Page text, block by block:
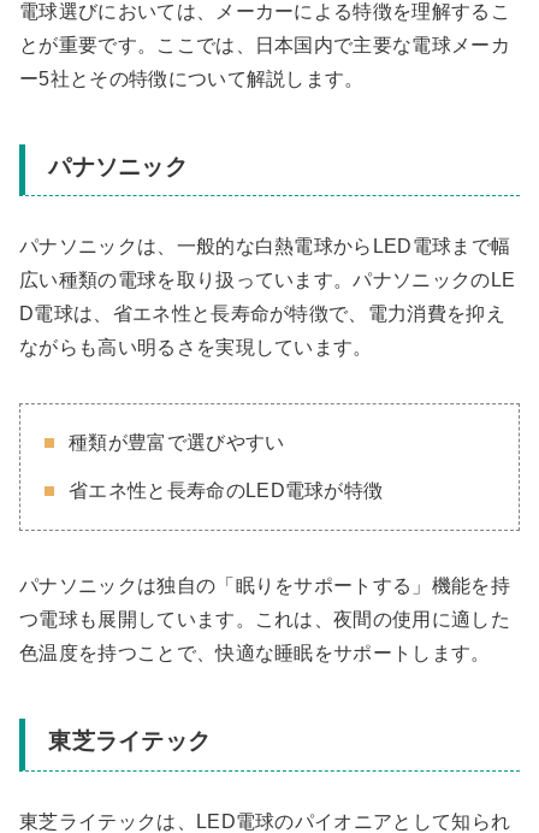
電球選びにおいては、メーカーによる特徴を理解するこ
とが重要です。ここでは、日本国内で主要な電球メーカ
ー5社とその特徴について解説します。
パナソニック
パナソニックは、一般的な白熱電球からLED電球まで幅
広い種類の電球を取り扱っています。パナソニックのLE
D電球は、省エネ性と長寿命が特徴で、電力消費を抑え
ながらも高い明るさを実現しています。
種類が豊富で選びやすい
省エネ性と長寿命のLED電球が特徴
パナソニックは独自の「眠りをサポートする」機能を持
つ電球も展開しています。これは、夜間の使用に適した
色温度を持つことで、快適な睡眠をサポートします。
東芝ライテック
東芝ライテックは、LED電球のパイオニアとして知られ